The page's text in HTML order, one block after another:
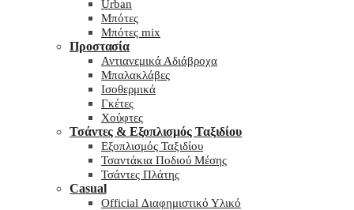
Urban
Μπότες
Μπότες mix
Προστασία
Αντιανεμικά Αδιάβροχα
Μπαλακλάβες
Ισοθερμικά
Γκέτες
Χούφτες
Τσάντες & Εξοπλισμός Ταξιδίου
Εξοπλισμός Ταξιδίου
Τσαντάκια Ποδιού Μέσης
Τσάντες Πλάτης
Casual
Official Διαφημιστικό Υλικό